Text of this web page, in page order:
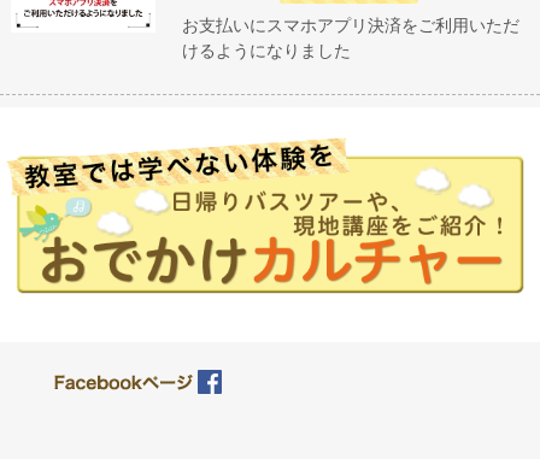
お支払いにスマホアプリ決済をご利用いただ
けるようになりました